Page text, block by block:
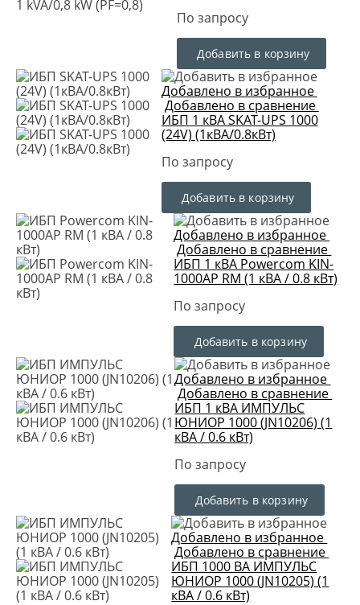
По запросу
Добавить в корзину
Добавлено в избранное
Добавлено в сравнение
ИБП 1 кВА SKAT-UPS 1000
(24V) (1кВА/0.8кВт)
По запросу
Добавить в корзину
Добавлено в избранное
Добавлено в сравнение
ИБП 1 кВА Powercom KIN-
1000AP RM (1 кВА / 0.8 кВт)
По запросу
Добавить в корзину
Добавлено в избранное
Добавлено в сравнение
ИБП 1 кВА ИМПУЛЬС
ЮНИОР 1000 (JN10206) (1
кВА / 0.6 кВт)
По запросу
Добавить в корзину
Добавлено в избранное
Добавлено в сравнение
ИБП 1000 ВА ИМПУЛЬС
ЮНИОР 1000 (JN10205) (1
кВА / 0.6 кВт)